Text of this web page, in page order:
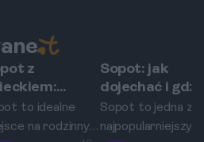
z
i
w
to idealne
na rodzinny
Sopot
Sopot: jak
dojechać i
spać —
przejrzysty
Sopot to jedna z